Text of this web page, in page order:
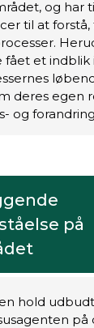
og har
til at forstå,
fået et indblik i
deres egen
og
på
hold
på